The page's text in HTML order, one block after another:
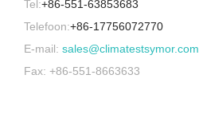
Tel:+86-551-63853683
Telefoon:+86-17756072770
E-mail: sales@climatestsymor.com
Fax: +86-551-8663633